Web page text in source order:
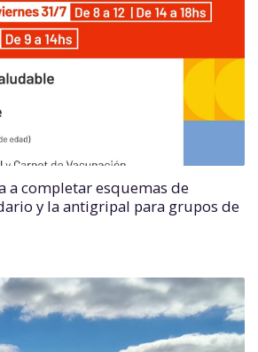
a completar esquemas de
y la antigripal para grupos de